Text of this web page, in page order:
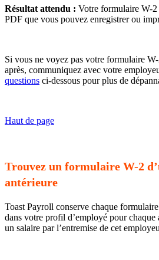
Résultat attendu : Votre formulaire W-2
PDF que vous pouvez enregistrer ou
Si vous ne voyez pas votre formulaire
après, communiquez avec votre
questions ci-dessous pour plus de
Haut de page
Trouvez un formulaire W-2
antérieure
Toast Payroll conserve chaque
dans votre profil d’employé pour chaque
un salaire par l’entremise de cet